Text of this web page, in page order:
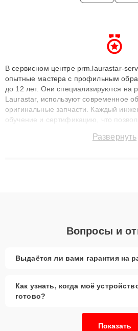
В сервисном центре prm.laurastar-
опытные мастера с профильным
до 12 лет. Они специализируются на
Laurastar, используют современное
оригинальные запчасти. Каждый
обучение и сертификацию, что
сохранением гарантии до 3 лет.
Развернуть
Вопросы и
Выдаётся ли вами гарантия на
Как узнать, когда моё
готово?
Показать